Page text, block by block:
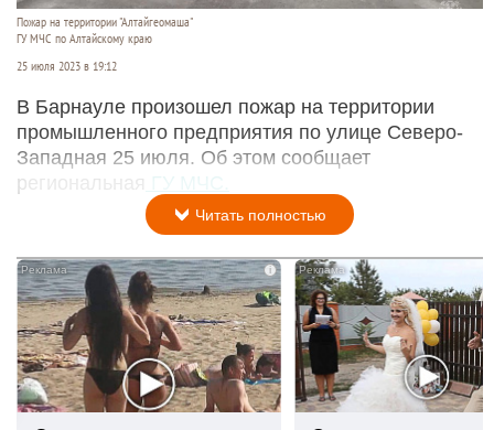
Пожар на территории "Алтайгеомаша"
ГУ МЧС по Алтайскому краю
25 июля 2023 в 19:12
В Барнауле произошел пожар на территории
промышленного предприятия по улице Северо-
Западная 25 июля. Об этом сообщает
региональная ГУ МЧС.
Читать полностью
i